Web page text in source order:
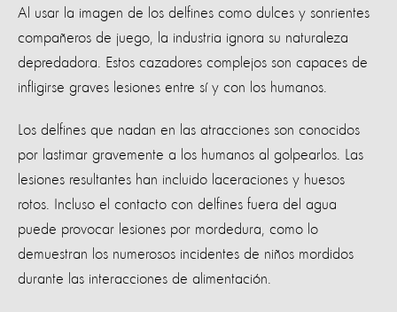
Al usar la imagen de los delfines como dulces y sonrientes
compañeros de juego, la industria ignora su naturaleza
depredadora. Estos cazadores complejos son capaces de
infligirse graves lesiones entre sí y con los humanos.
Los delfines que nadan en las atracciones son conocidos
por lastimar gravemente a los humanos al golpearlos. Las
lesiones resultantes han incluido laceraciones y huesos
rotos. Incluso el contacto con delfines fuera del agua
puede provocar lesiones por mordedura, como lo
demuestran los numerosos incidentes de niños mordidos
durante las interacciones de alimentación.